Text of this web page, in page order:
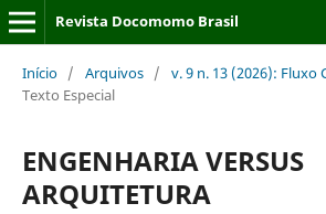
Revista Docomomo Brasil
Início / Arquivos / v. 9 n. 13 (2026): Fluxo
Texto Especial
ENGENHARIA VERSUS
ARQUITETURA